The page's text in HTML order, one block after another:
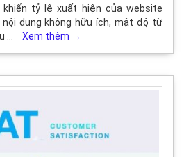
khiến tỷ lệ xuất hiện của website
dung không hữu ích, mật độ từ
…
Xem thêm →